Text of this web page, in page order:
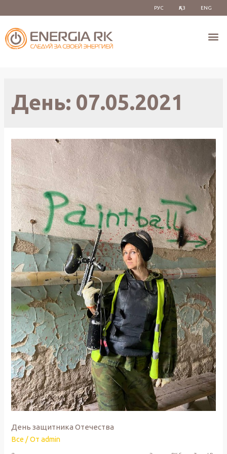
РУС ҚАЗ ENG
День: 07.05.2021
День защитника Отечества
Все / От admin